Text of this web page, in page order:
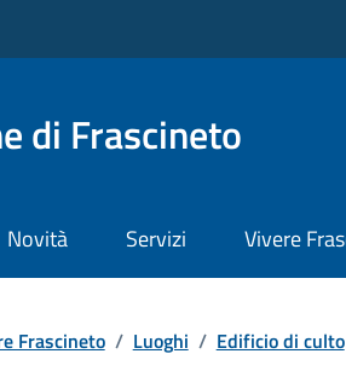
di Frascineto
Novità Servizi Vivere
Frascineto / Luoghi / Edificio di culto